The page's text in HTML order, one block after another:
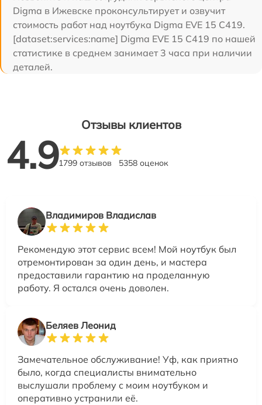
Digma в Ижевске проконсультирует и озвучит
стоимость работ над ноутбука Digma EVE 15 C419.
[dataset:services:name] Digma EVE 15 C419 по нашей
статистике в среднем занимает 3 часа при наличии
деталей.
Отзывы клиентов
4.91799 отзывов 5358 оценок
Владимиров Владислав
Рекомендую этот сервис всем! Мой ноутбук был
отремонтирован за один день, и мастера
предоставили гарантию на проделанную
работу. Я остался очень доволен.
Беляев Леонид
Замечательное обслуживание! Уф, как приятно
было, когда специалисты внимательно
выслушали проблему с моим ноутбуком и
оперативно устранили её.